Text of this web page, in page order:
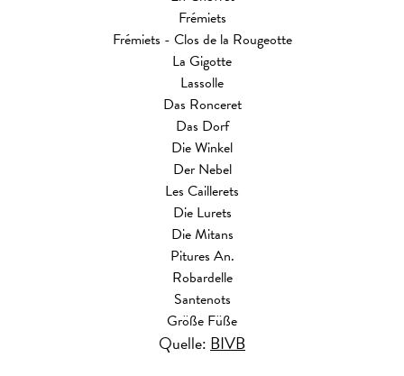
Frémiets
Frémiets - Clos de la Rougeotte
La Gigotte
Lassolle
Das Ronceret
Das Dorf
Die Winkel
Der Nebel
Les Caillerets
Die Lurets
Die Mitans
Pitures An.
Robardelle
Santenots
Größe Füße
Quelle: BIVB